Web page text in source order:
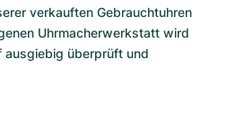
verkauften Gebrauchtuhren
Uhrmacherwerkstatt wird
ausgiebig überprüft und